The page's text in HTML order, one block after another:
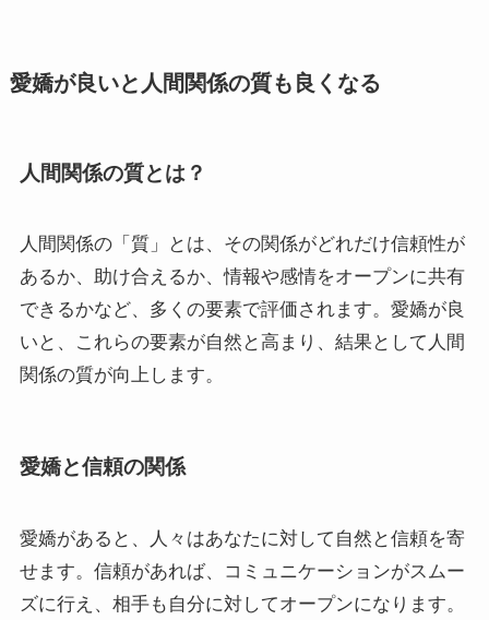
愛嬌が良いと人間関係の質も良くなる
人間関係の質とは？
人間関係の「質」とは、その関係がどれだけ信頼性が
あるか、助け合えるか、情報や感情をオープンに共有
できるかなど、多くの要素で評価されます。愛嬌が良
いと、これらの要素が自然と高まり、結果として人間
関係の質が向上します。
愛嬌と信頼の関係
愛嬌があると、人々はあなたに対して自然と信頼を寄
せます。信頼があれば、コミュニケーションがスムー
ズに行え、相手も自分に対してオープンになります。